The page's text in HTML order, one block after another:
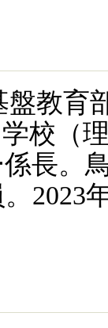
盤教
校（
長。
2023